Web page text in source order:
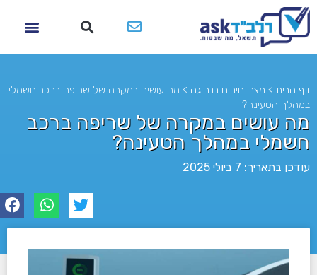
דף הבית > מצבי חירום בנהיגה > מה עושים במקרה של שריפה ברכב חשמלי
במהלך הטעינה?
מה עושים במקרה של שריפה ברכב
חשמלי במהלך הטעינה?
עודכן בתאריך: 7 ביולי 2025